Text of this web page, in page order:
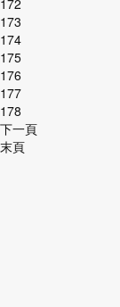
172
173
174
175
176
177
178
下一頁
末頁